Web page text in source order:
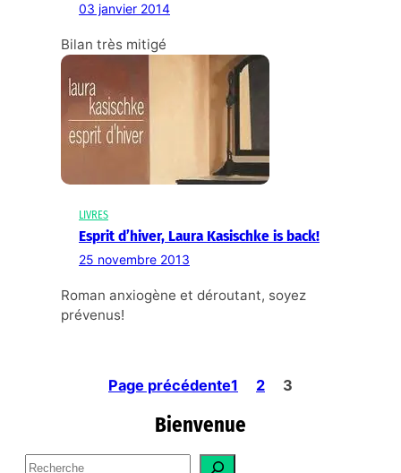
03 janvier 2014
Bilan très mitigé
LIVRES
Esprit d’hiver, Laura Kasischke is back!
25 novembre 2013
Roman anxiogène et déroutant, soyez
prévenus!
Page précédente1 2 3
Bienvenue
S